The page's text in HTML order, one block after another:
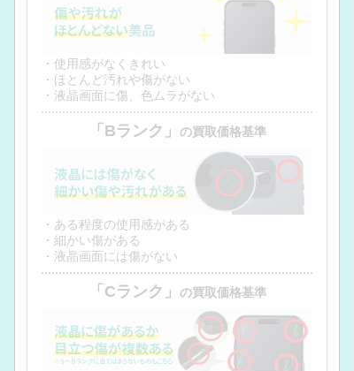
・使用感がなくきれい
・ほとんど汚れや傷がない
・液晶画面に傷、色ムラがない
「Bランク」 の買取価格基準
・ある程度の使用感がある
・細かい傷がある
・液晶画面には傷がない
「Cランク」 の買取価格基準